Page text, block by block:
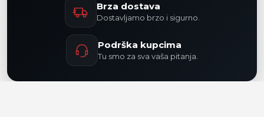
Brza dostava
Dostavljamo brzo i sigurno.
Podrška kupcima
Tu smo za sva vaša pitanja.